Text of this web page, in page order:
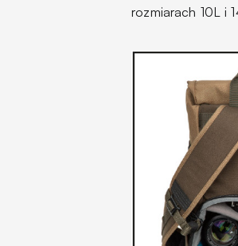
rozmiarach 10L i